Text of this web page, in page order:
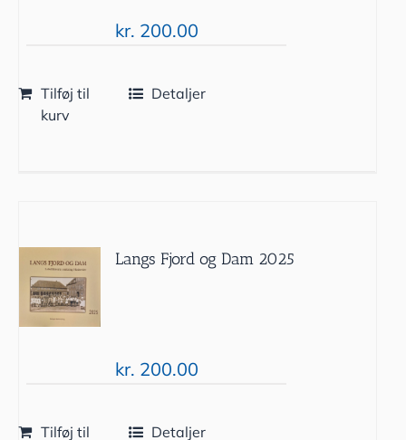
kr. 200.00
Tilføj til
kurv
Detaljer
Langs Fjord og Dam 2025
kr. 200.00
Tilføj til Detaljer